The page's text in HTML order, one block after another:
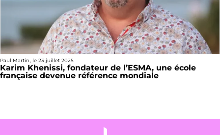
Paul Martin, le 23 juillet 2025
Karim Khenissi, fondateur de l’ESMA, une école
française devenue référence mondiale